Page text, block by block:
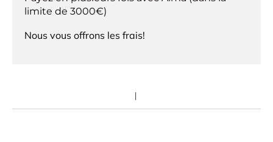
limite de 3000€)
Nous vous offrons les frais!